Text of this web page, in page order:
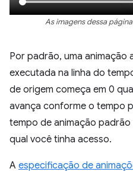
As imagens dessa
Por padrão, uma animação
executada na linha do
de origem começa em 0
avança conforme o tempo
tempo de animação
qual você tinha acesso.
A especificação de